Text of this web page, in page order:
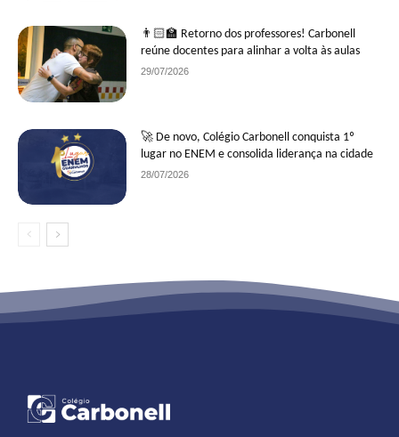
👨🏻‍🏫 Retorno dos professores! Carbonell
reúne docentes para alinhar a volta às aulas
29/07/2026
🚀 De novo, Colégio Carbonell conquista 1º
lugar no ENEM e consolida liderança na cidade
28/07/2026